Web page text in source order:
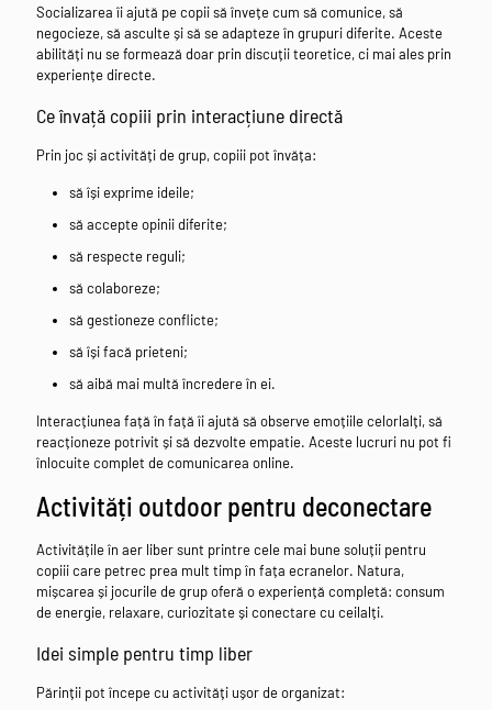
Socializarea îi ajută pe copii să învețe cum să comunice, să
negocieze, să asculte și să se adapteze în grupuri diferite. Aceste
abilități nu se formează doar prin discuții teoretice, ci mai ales prin
experiențe directe.
Ce învață copiii prin interacțiune directă
Prin joc și activități de grup, copiii pot învăța:
să își exprime ideile;
să accepte opinii diferite;
să respecte reguli;
să colaboreze;
să gestioneze conflicte;
să își facă prieteni;
să aibă mai multă încredere în ei.
Interacțiunea față în față îi ajută să observe emoțiile celorlalți, să
reacționeze potrivit și să dezvolte empatie. Aceste lucruri nu pot fi
înlocuite complet de comunicarea online.
Activități outdoor pentru deconectare
Activitățile în aer liber sunt printre cele mai bune soluții pentru
copiii care petrec prea mult timp în fața ecranelor. Natura,
mișcarea și jocurile de grup oferă o experiență completă: consum
de energie, relaxare, curiozitate și conectare cu ceilalți.
Idei simple pentru timp liber
Părinții pot începe cu activități ușor de organizat: